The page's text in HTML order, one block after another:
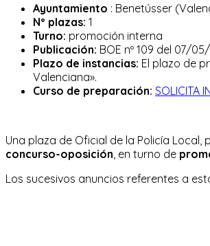
entrada:
la
entrada:
Ayuntamiento : Benetússer
Nº plazas: 1
Turno: promoción interna
Publicación: BOE nº 109 del 07/05/
Plazo de instancias: El plazo de
Valenciana».
Curso de preparación: SOLICITA
Una plaza de Oficial de la Policía
concurso-oposición , en turno de
Los sucesivos anuncios referentes a